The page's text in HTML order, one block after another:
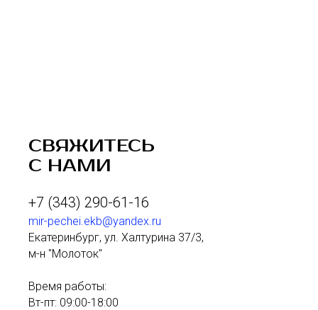
СВЯЖИТЕСЬ
С НАМИ
+7 (343) 290-61-16
mir-pechei.ekb@yandex.ru
Екатеринбург, ул. Халтурина 37/3,
м-н "Молоток"
Время работы:
Вт-пт: 09:00-18:00